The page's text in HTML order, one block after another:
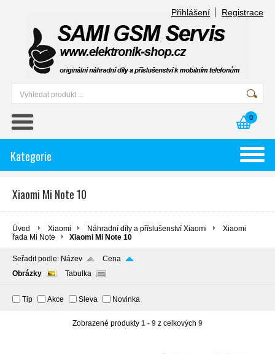
Přihlášení Registrace
0
Kategorie
Xiaomi Mi Note 10
Úvod Xiaomi Náhradní díly a příslušenství Xiaomi
Xiaomi
řada Mi Note
Xiaomi Mi Note 10
Seřadit podle: Název
Cena
Obrázky
Tabulka
Tip Akce Sleva Novinka
Zobrazené produkty 1 - 9 z celkových 9